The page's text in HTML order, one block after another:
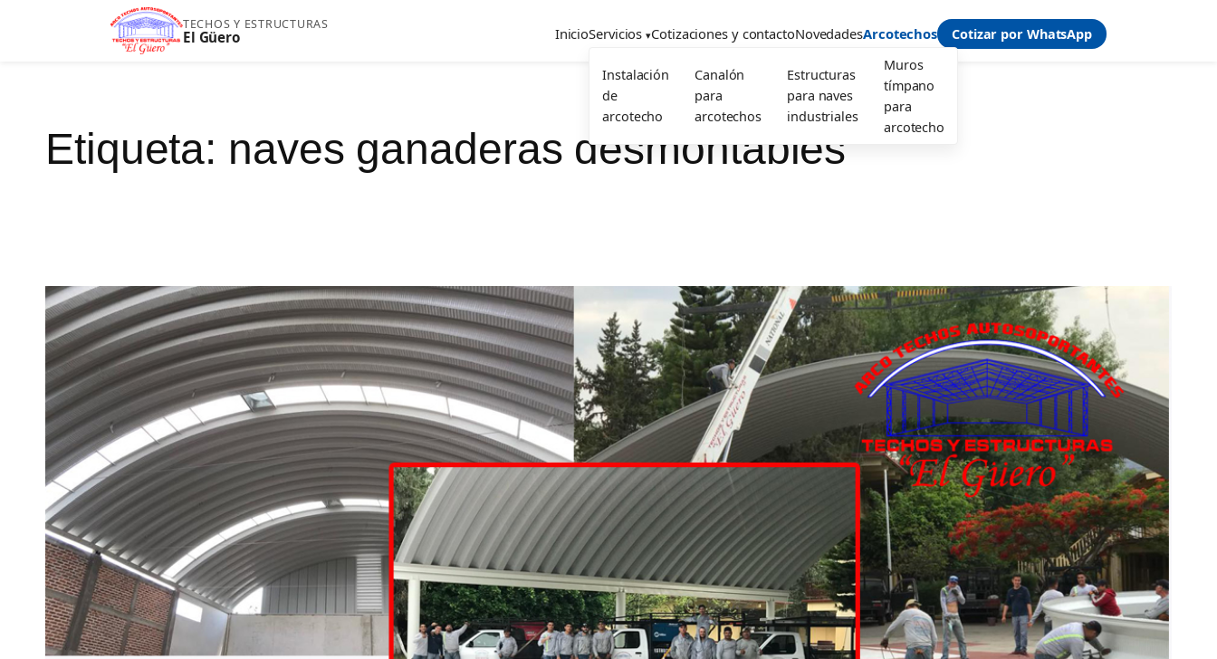
TECHOS Y ESTRUCTURAS
El Güero InicioServicios
Instalación
de
arcotecho
Canalón
para
arcotechos
Estructuras
para naves
industriales
Muros
tímpano
para
arcotecho
Cotizaciones y contactoNovedadesArcotechos Cotizar por WhatsApp
Etiqueta: naves ganaderas desmontables